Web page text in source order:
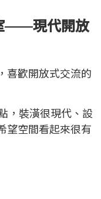
——現代開放
喜歡開放式交流的
，裝潢很現代、設
望空間看起來很有